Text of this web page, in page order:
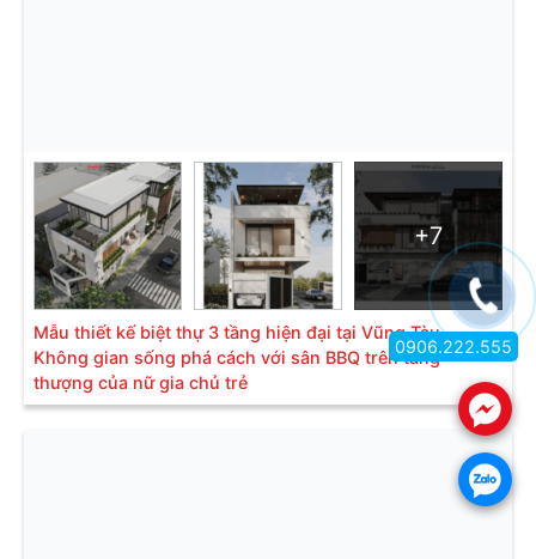
+7
Mẫu thiết kế biệt thự 3 tầng hiện đại tại Vũng Tàu -
Không gian sống phá cách với sân BBQ trên tầng
thượng của nữ gia chủ trẻ
.
.
0906.222.555